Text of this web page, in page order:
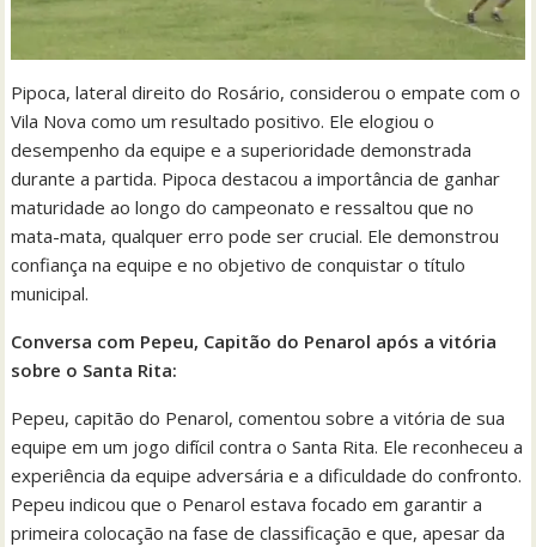
Pipoca, lateral direito do Rosário, considerou o empate com o
Vila Nova como um resultado positivo. Ele elogiou o
desempenho da equipe e a superioridade demonstrada
durante a partida. Pipoca destacou a importância de ganhar
maturidade ao longo do campeonato e ressaltou que no
mata-mata, qualquer erro pode ser crucial. Ele demonstrou
confiança na equipe e no objetivo de conquistar o título
municipal.
Conversa com Pepeu, Capitão do Penarol após a vitória
sobre o Santa Rita:
Pepeu, capitão do Penarol, comentou sobre a vitória de sua
equipe em um jogo difícil contra o Santa Rita. Ele reconheceu a
experiência da equipe adversária e a dificuldade do confronto.
Pepeu indicou que o Penarol estava focado em garantir a
primeira colocação na fase de classificação e que, apesar da